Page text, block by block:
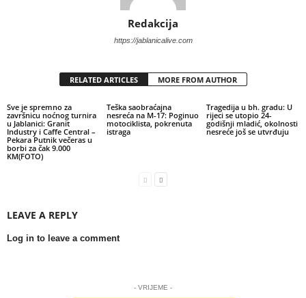
Redakcija
https://jablanicalive.com
RELATED ARTICLES MORE FROM AUTHOR
Sve je spremno za
završnicu noćnog turnira
u Jablanici: Granit
Industry i Caffe Central –
Pekara Putnik večeras u
borbi za čak 9.000
KM(FOTO)
Teška saobraćajna
nesreća na M-17: Poginuo
motociklista, pokrenuta
istraga
Tragedija u bh. gradu: U
rijeci se utopio 24-
godišnji mladić, okolnosti
nesreće još se utvrđuju
LEAVE A REPLY
Log in to leave a comment
- VRIJEME -